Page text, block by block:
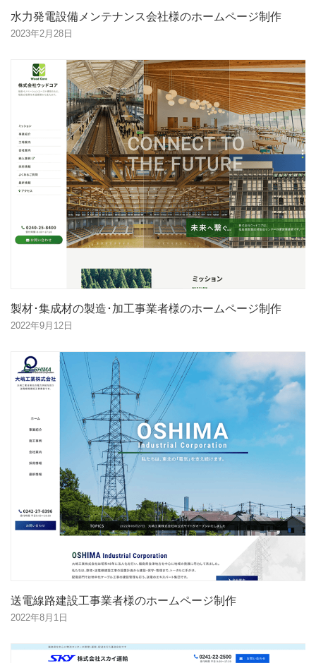
水力発電設備メンテナンス会社様のホームページ制作
2023年2月28日
製材･集成材の製造･加工事業者様のホームページ制作
2022年9月12日
送電線路建設工事業者様のホームページ制作
2022年8月1日